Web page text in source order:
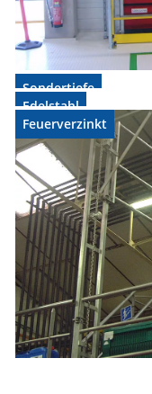
Sondertiefe
Edelstahl
Feuerverzinkt